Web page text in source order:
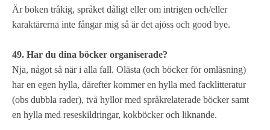
Är boken tråkig, språket dåligt eller om intrigen och/eller
karaktärerna inte fångar mig så är det ajöss och good bye.
49. Har du dina böcker organiserade?
Nja, något så när i alla fall. Olästa (och böcker för omläsning)
har en egen hylla, därefter kommer en hylla med facklitteratur
(obs dubbla rader), två hyllor med språkrelaterade böcker samt
en hylla med reseskildringar, kokböcker och liknande.